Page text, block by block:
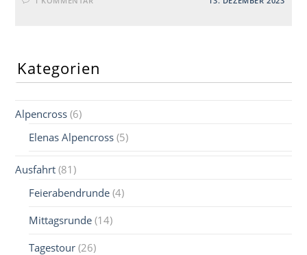
Kategorien
Alpencross (6)
Elenas Alpencross (5)
Ausfahrt (81)
Feierabendrunde (4)
Mittagsrunde (14)
Tagestour (26)